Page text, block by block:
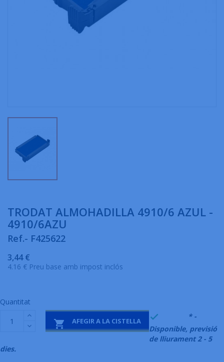
TRODAT ALMOHADILLA 4910/6 AZUL -
4910/6AZU
Ref.- F425622
3,44 €
4.16 € Preu base amb impost inclós
Quantitat
 AFEGIR A LA CISTELLA 
* -
Disponible, previsió
de lliurament 2 - 5
dies.